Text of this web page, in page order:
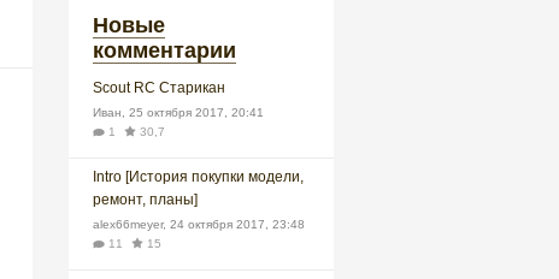
Новые
комментарии
Scout RC Старикан
Иван
25 октября 2017, 20:41
1
30,7
Intro [История покупки модели,
ремонт, планы]
alex66meyer, 24 октября 2017, 23:48
11
15